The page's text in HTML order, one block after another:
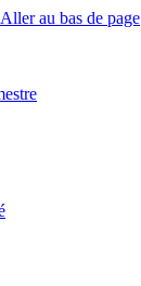
Aller au bas de page